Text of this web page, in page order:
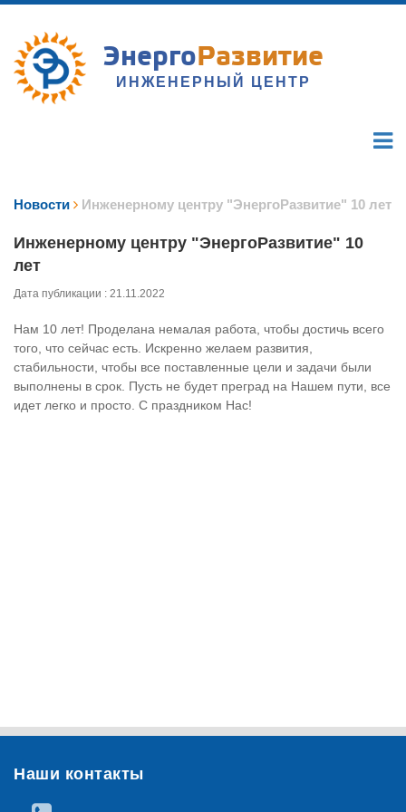
ЭнергоРазвитие
ИНЖЕНЕРНЫЙ ЦЕНТР
Новости Инженерному центру "ЭнергоРазвитие" 10 лет
Инженерному центру "ЭнергоРазвитие" 10
лет
Дата публикации : 21.11.2022
Нам 10 лет! Проделана немалая работа, чтобы достичь всего
того, что сейчас есть. Искренно желаем развития,
стабильности, чтобы все поставленные цели и задачи были
выполнены в срок. Пусть не будет преград на Нашем пути, все
идет легко и просто. С праздником Нас!
Наши контакты